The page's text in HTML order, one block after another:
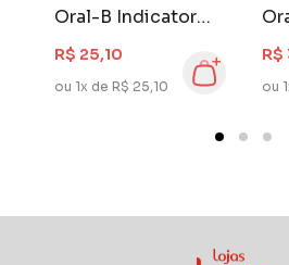
Oral-B Indicator
Black Sensitive
Extra Macia 2
unidades
R$ 25,10
ou 1x de R$ 25,10
R$
ou